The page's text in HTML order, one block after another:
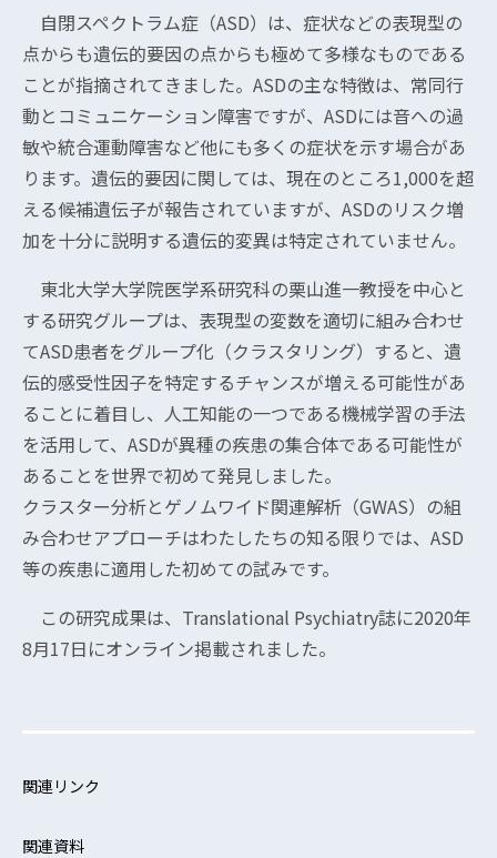
自閉スペクトラム症（ASD）は、症状などの表現型の
点からも遺伝的要因の点からも極めて多様なものである
ことが指摘されてきました。ASDの主な特徴は、常同行
動とコミュニケーション障害ですが、ASDには音への過
敏や統合運動障害など他にも多くの症状を示す場合があ
ります。遺伝的要因に関しては、現在のところ1,000を超
える候補遺伝子が報告されていますが、ASDのリスク増
加を十分に説明する遺伝的変異は特定されていません。
東北大学大学院医学系研究科の栗山進一教授を中心と
する研究グループは、表現型の変数を適切に組み合わせ
てASD患者をグループ化（クラスタリング）すると、遺
伝的感受性因子を特定するチャンスが増える可能性があ
ることに着目し、人工知能の一つである機械学習の手法
を活用して、ASDが異種の疾患の集合体である可能性が
あることを世界で初めて発見しました。
クラスター分析とゲノムワイド関連解析（GWAS）の組
み合わせアプローチはわたしたちの知る限りでは、ASD
等の疾患に適用した初めての試みです。
この研究成果は、Translational Psychiatry誌に2020年
8月17日にオンライン掲載されました。
関連リンク
関連資料